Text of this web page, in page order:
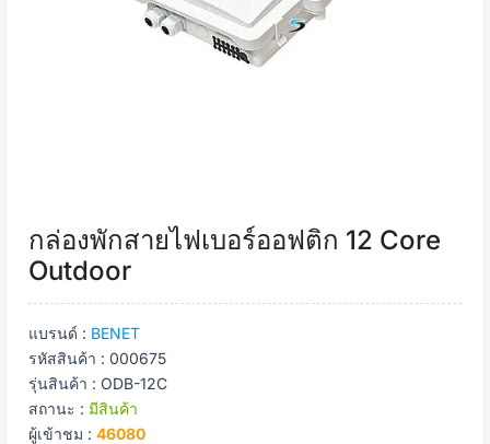
กล่องพักสายไฟเบอร์ออฟติก 12 Core
Outdoor
แบรนด์ : BENET
รหัสสินค้า : 000675
รุ่นสินค้า : ODB-12C
สถานะ : มีสินค้า
ผู้เข้าชม : 46080